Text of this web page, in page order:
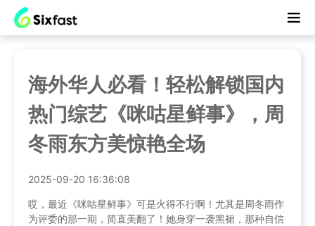
海外华人必看！轻松解锁国内
热门综艺《咪咕星鲜事》，周
冬雨东方美惊艳全场
2025-09-20 16:36:08
哎，最近《咪咕星鲜事》可是火得不行啊！尤其是周冬雨作
为评委的那一期，简直美翻了！她身穿一袭黑裙，那种自信